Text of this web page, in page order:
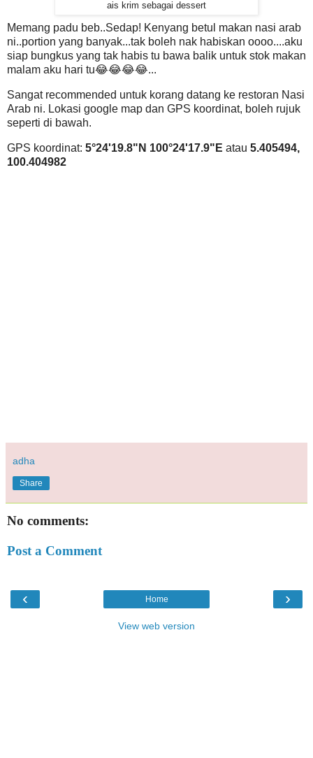
ais krim sebagai dessert
Memang padu beb..Sedap! Kenyang betul makan nasi arab
ni..portion yang banyak...tak boleh nak habiskan oooo....aku
siap bungkus yang tak habis tu bawa balik untuk stok makan
malam aku hari tu😂😂😂😂...
Sangat recommended untuk korang datang ke restoran Nasi
Arab ni. Lokasi google map dan GPS koordinat, boleh rujuk
seperti di bawah.
GPS koordinat: 5°24'19.8"N 100°24'17.9"E atau 5.405494,
100.404982
adha
Share
No comments:
Post a Comment
‹ ›
Home
View web version